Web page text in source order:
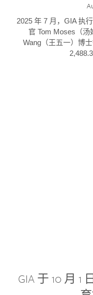
2025 年 7 月，GIA 执
官 Tom Moses（汤
Wang（王五一）博
GIA 于 10 月